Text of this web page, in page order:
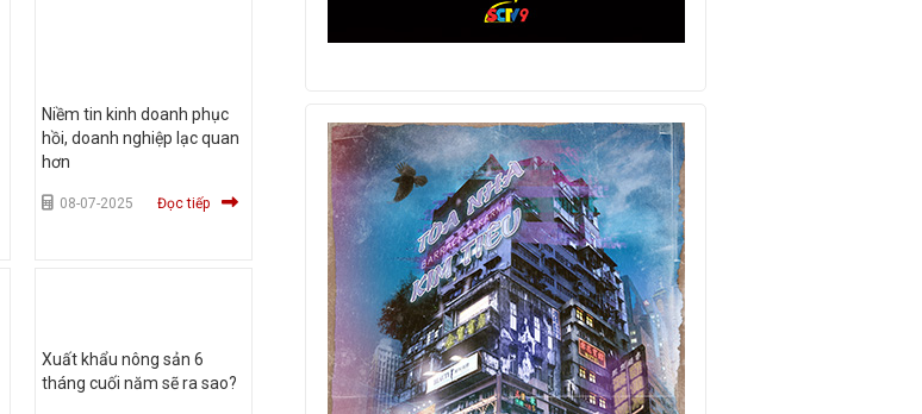
Niềm tin kinh doanh phục
hồi, doanh nghiệp lạc quan
hơn
08-07-2025 Đọc tiếp
Xuất khẩu nông sản 6
tháng cuối năm sẽ ra sao?